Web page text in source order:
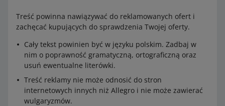
Treść powinna nawiązywać do reklamowanych ofert i
zachęcać kupujących do sprawdzenia Twojej oferty.
Cały tekst powinien być w języku polskim. Zadbaj w
nim o poprawność gramatyczną, ortograficzną oraz
usuń ewentualne literówki.
Treść reklamy nie może odnosić do stron
internetowych innych niż Allegro i nie może zawierać
wulgaryzmów.